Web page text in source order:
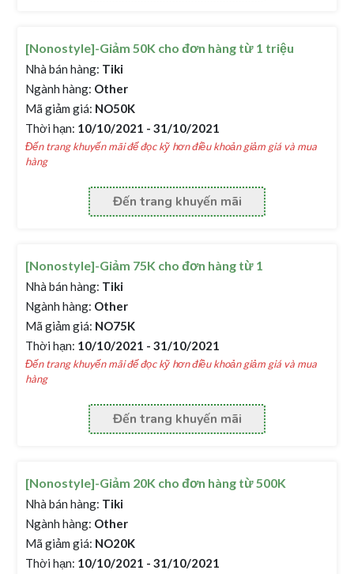
[Nonostyle]-Giảm 50K cho đơn hàng từ 1 triệu
Nhà bán hàng: Tiki
Ngành hàng: Other
Mã giảm giá: NO50K
Thời hạn: 10/10/2021 - 31/10/2021
Đến trang khuyến mãi để đọc kỹ hơn điều khoản giảm giá và mua
hàng
Đến trang khuyến mãi
[Nonostyle]-Giảm 75K cho đơn hàng từ 1
Nhà bán hàng: Tiki
Ngành hàng: Other
Mã giảm giá: NO75K
Thời hạn: 10/10/2021 - 31/10/2021
Đến trang khuyến mãi để đọc kỹ hơn điều khoản giảm giá và mua
hàng
Đến trang khuyến mãi
[Nonostyle]-Giảm 20K cho đơn hàng từ 500K
Nhà bán hàng: Tiki
Ngành hàng: Other
Mã giảm giá: NO20K
Thời hạn: 10/10/2021 - 31/10/2021